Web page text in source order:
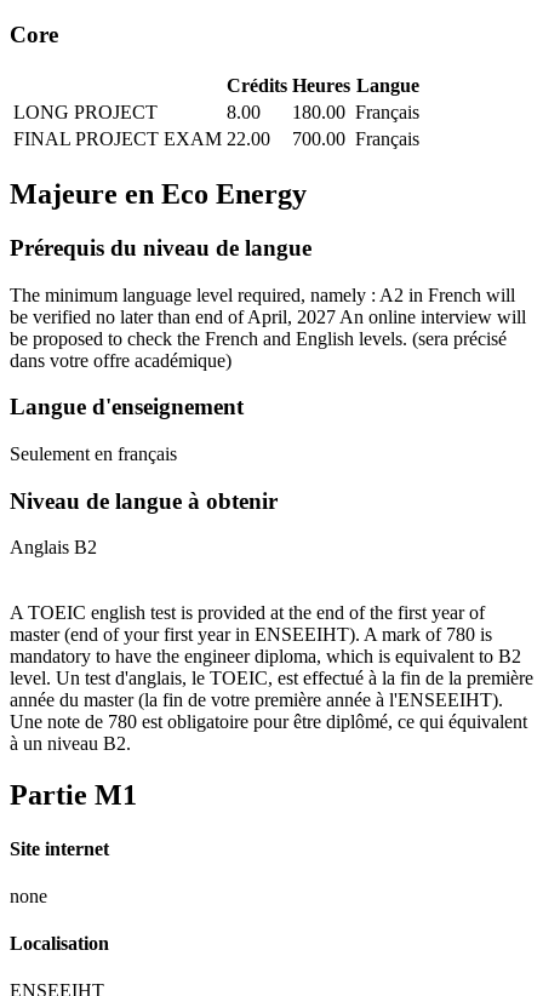
Core
Crédits Heures Langue
LONG PROJECT
8.00 180.00 Français
FINAL PROJECT EXAM 22.00 700.00 Français
Majeure en Eco Energy
Prérequis du niveau de langue
The minimum language level required, namely : A2 in French will
be verified no later than end of April, 2027 An online interview will
be proposed to check the French and English levels. (sera précisé
dans votre offre académique)
Langue d'enseignement
Seulement en français
Niveau de langue à obtenir
Anglais B2
A TOEIC english test is provided at the end of the first year of
master (end of your first year in ENSEEIHT). A mark of 780 is
mandatory to have the engineer diploma, which is equivalent to B2
level. Un test d'anglais, le TOEIC, est effectué à la fin de la première
année du master (la fin de votre première année à l'ENSEEIHT).
Une note de 780 est obligatoire pour être diplômé, ce qui équivalent
à un niveau B2.
Partie M1
Site internet
none
Localisation
ENSEEIHT